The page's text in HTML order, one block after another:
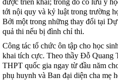
tới nội quy và kỷ luật trong trường
Bởi một trong những thay đổi tại
quả thi nếu bị đình chỉ thi.
Công tác tổ chức ôn tập cho học
khai tích cực. Theo thầy Đỗ Quang
THPT quốc gia ngay từ đầu năm
phụ huynh và Ban đại diện cha mẹ